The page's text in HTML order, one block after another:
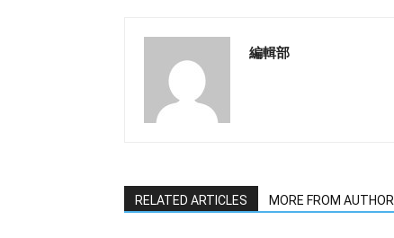
編輯部
RELATED ARTICLES MORE FROM AUTHOR